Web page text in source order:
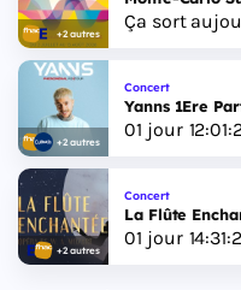
+2 autres
Ça sort
+2 autres
Concert
Yanns 1Ere
01 jour 12:01:
+2 autres
Concert
La Flûte
01 jour 14:31: